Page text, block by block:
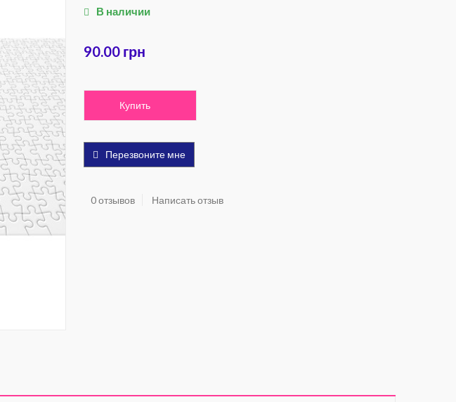
В наличии
90.00 грн
Купить
Перезвоните мне
0 отзывов Написать отзыв